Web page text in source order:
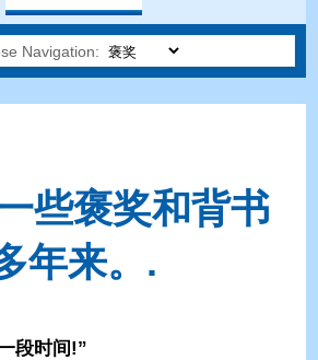
Navigation:
些褒奖和背书
年来。.
段时间!”